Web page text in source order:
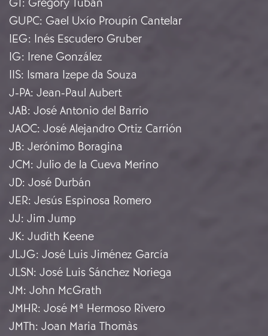
GUPC: Gael Uxío Proupín Cantelar
IEG: Inés Escudero Gruber
IG: Irene González
IIS: Ismara Izepe da Souza
J-PA: Jean-Paul Aubert
JAB: José Antonio del Barrio
JAOC: José Alejandro Ortiz Carrión
JB: Jerónimo Boragina
JCM: Julio de la Cueva Merino
JD: José Durbán
JER: Jesús Espìnosa Romero
JJ: Jim Jump
JK: Judith Keene
JLJG: José Luis Jiménez García
JLSN: José Luis Sánchez Noriega
JM: John McGrath
JMHR: José Mª Hermoso Rivero
JMTh: Joan Maria Thomàs